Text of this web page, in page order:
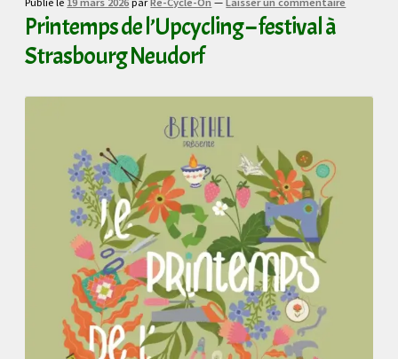
Printemps de l’Upcycling – festival à
Strasbourg Neudorf